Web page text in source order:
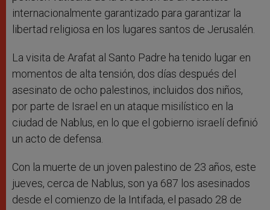
internacionalmente garantizado para garantizar la
libertad religiosa en los lugares santos de Jerusalén.
La visita de Arafat al Santo Padre ha tenido lugar en
momentos de alta tensión, dos días después del
asesinato de ocho palestinos, incluidos dos niños,
por parte de Israel en un ataque misilístico en la
ciudad de Nablus, en lo que el gobierno israelí definió
un acto de defensa.
Con la muerte de un joven palestino de 23 años, este
jueves, cerca de Nablus, son ya 687 los asesinados
desde el comienzo de la Intifada, el pasado 28 de